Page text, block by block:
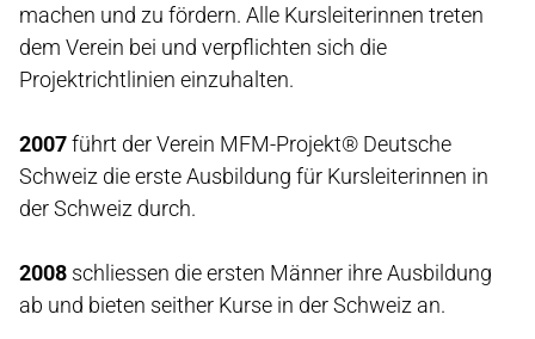
machen und zu fördern. Alle Kursleiterinnen treten
dem Verein bei und verpflichten sich die
Projektrichtlinien einzuhalten.
2007führt der Verein MFM-Projekt® Deutsche
Schweiz die erste Ausbildung für Kursleiterinnen in
der Schweiz durch.
2008 schliessen die ersten Männer ihre Ausbildung
ab und bieten seither Kurse in der Schweiz an.